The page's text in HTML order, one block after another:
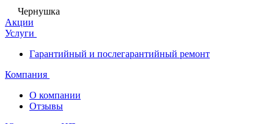
Чернушка
Акции
Услуги
Гарантийный и послегарантийный ремонт
Компания
О компании
Отзывы